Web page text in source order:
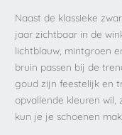
Naast de klassieke
jaar zichtbaar in de
lichtblauw, mintgroen
bruin passen bij de
goud zijn feestelijk en
opvallende kleuren
kun je je schoenen